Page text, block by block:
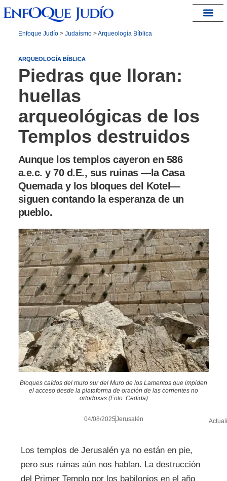
Enfoque Judío> Judaísmo>Arqueología Bíblica
ARQUEOLOGÍA BÍBLICA
Piedras que lloran:
huellas
arqueológicas de los
Templos destruidos
Aunque los templos cayeron en 586
a.e.c. y 70 d.E., sus ruinas —la Casa
Quemada y los bloques del Kotel—
siguen contando la esperanza de un
pueblo.
Bloques caídos del muro sur del Muro de los Lamentos que impiden
el acceso desde la plataforma de oración de las corrientes no
ortodoxas (Foto: Cedida)
04/08/2025Jerusalén
Los templos de Jerusalén ya no están en pie,
pero sus ruinas aún nos hablan. La destrucción
del Primer Templo por los babilonios en el año